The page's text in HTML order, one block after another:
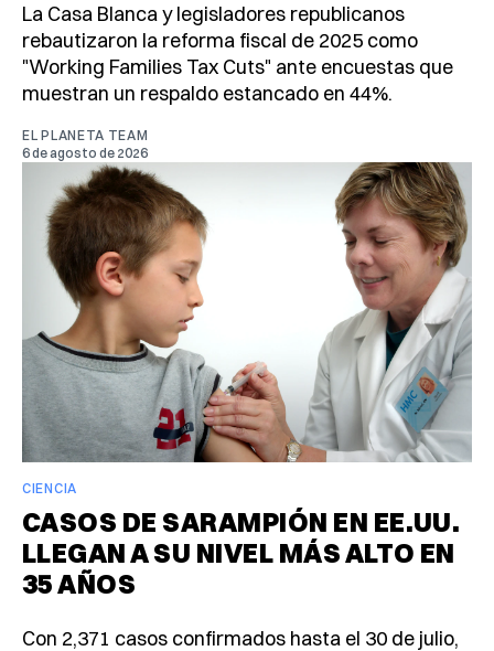
La Casa Blanca y legisladores republicanos
rebautizaron la reforma fiscal de 2025 como
"Working Families Tax Cuts" ante encuestas que
muestran un respaldo estancado en 44%.
EL PLANETA TEAM
6 de agosto de 2026
CIENCIA
CASOS DE SARAMPIÓN EN EE.UU.
LLEGAN A SU NIVEL MÁS ALTO EN
35 AÑOS
Con 2,371 casos confirmados hasta el 30 de julio,